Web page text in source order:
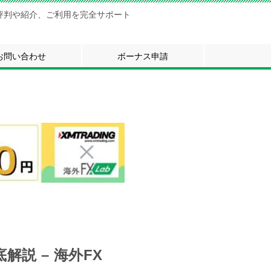
判や紹介、ご利用を完全サポート
問い合わせ ボーナス申請
解説 – 海外FX